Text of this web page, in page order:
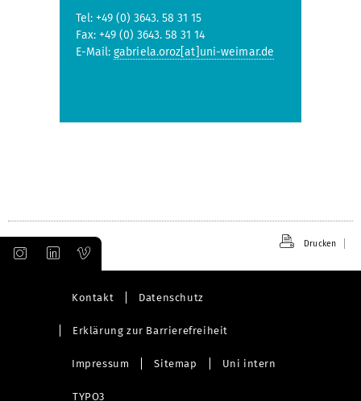
Tel: +49 (0) 3643. 58 31 15
Fax: +49 (0) 3643. 58 31 14
E-Mail: gabriela.oroz[at]uni-weimar.de
Drucken
Kontakt Datenschutz
Erklärung zur Barrierefreiheit
Impressum Sitemap Uni intern
TYPO3